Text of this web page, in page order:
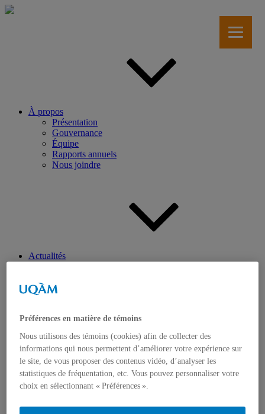
Aller
À propos
Présentation
Gouvernance
Équipe
Rapports annuels
Nous joindre
Actualités
Communiqués
Préférences en matière de témoins
Nous utilisons des témoins (cookies) afin de collecter des
informations qui nous permettent d’améliorer votre expérience sur
le site, de vous proposer des contenus vidéo, d’analyser les
statistiques de fréquentation, etc. Vous pouvez personnaliser votre
choix en sélectionnant « Préférences ».